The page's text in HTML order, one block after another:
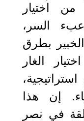
من اختيار
السر،
بطرق
الغار
إن هذا
في نصر